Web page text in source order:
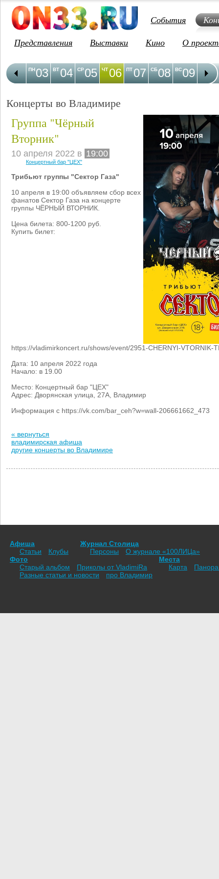
События
Представления
Выставки Кино О
03
ПН 04
ВТ 05
СР 06
ЧТ 07
ПТ 08
СБ 09
ВС 10
ПН
Концерты во Владимире
Группа "Чёрный
Вторник"
10 апреля 2022 в 19:00
Концертный бар "ЦЕХ"
Трибьют группы "Сектор Газа"
10 апреля в 19:00 объявляем сбор всех
фанатов Сектор Газа на концерте
группы ЧЁРНЫЙ ВТОРНИК.
Цена билета: 800-1200 руб.
Купить билет:
https://vladimirkoncert.ru/shows/event/2951-CHERNYI-VTORNIK-
Дата: 10 апреля 2022 года
Начало: в 19.00
Место: Концертный бар "ЦЕХ"
Адрес: Дворянская улица, 27А, Владимир
Информация с https://vk.com/bar_ceh?w=wall-206661662_473
« вернуться
владимирская афиша
другие концерты во Владимире
Афиша
Статьи
Клубы
Журнал Столица
Персоны
О журнале «100ЛИЦа»
Фото
Старый альбом
Приколы от VladimiRа
Места
Карта
Разные статьи и новости
про Владимир